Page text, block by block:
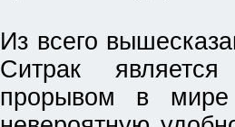
Из всего
Ситрак является
прорывом в мире